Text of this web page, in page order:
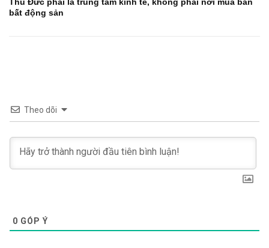
bất động sản
Theo dõi
0 GÓP Ý